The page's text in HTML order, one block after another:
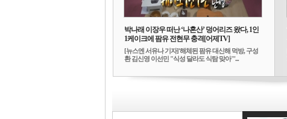
박나래 이장우 떠난 ‘나혼산’ 덩어리즈 왔다, 1인
1케이크에 팜유 전현무 충격[어제TV]
[뉴스엔 서유나 기자]'해체된 팜유 대신해 먹방, 구성
환 김신영 이선민 "식성 달라도 식탐 맞아"'...